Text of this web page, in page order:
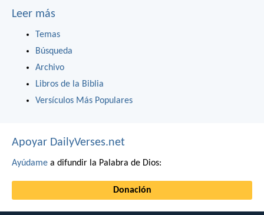
Leer más
Temas
Búsqueda
Archivo
Libros de la Biblia
Versículos Más Populares
Apoyar DailyVerses.net
Ayúdame a difundir la Palabra de Dios:
Donación